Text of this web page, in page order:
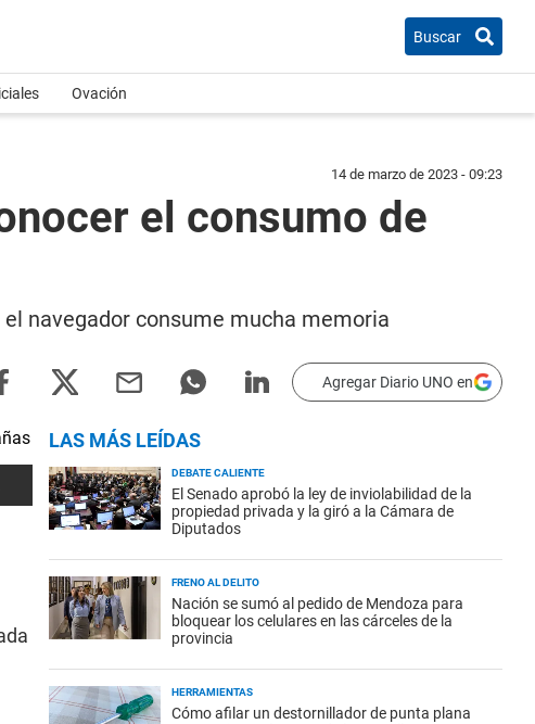
Buscar
Ovación
14 de marzo de 2023 - 09:23
el consumo de
navegador consume mucha memoria
Agregar Diario UNO en
LAS MÁS LEÍDAS
DEBATE CALIENTE
El Senado aprobó la ley de inviolabilidad de la
propiedad privada y la giró a la Cámara de
Diputados
FRENO AL DELITO
Nación se sumó al pedido de Mendoza para
bloquear los celulares en las cárceles de la
provincia
HERRAMIENTAS
Cómo afilar un destornillador de punta plana